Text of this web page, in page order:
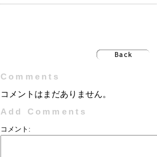
Comments
コメントはまだありません。
Add Comments
コメント: